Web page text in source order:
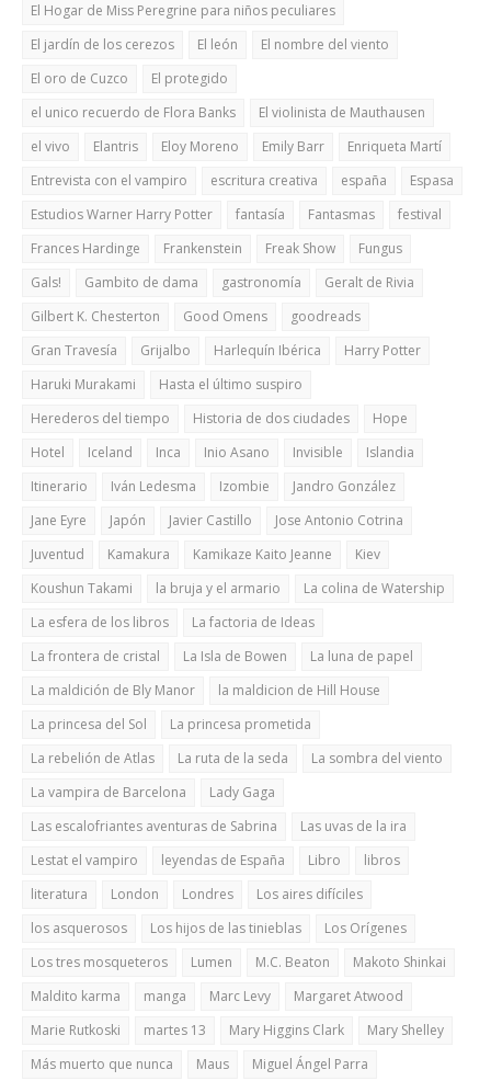
El Hogar de Miss Peregrine para niños peculiares
El jardín de los cerezos
El león
El nombre del viento
El oro de Cuzco
El protegido
el unico recuerdo de Flora Banks
El violinista de Mauthausen
el vivo
Elantris Eloy Moreno Emily Barr
Enriqueta Martí
Entrevista con el vampiro
escritura creativa españa
Espasa
Estudios Warner Harry Potter
fantasía Fantasmas
festival
Frances Hardinge
Frankenstein Freak Show
Fungus
Gals!
Gambito de dama gastronomía
Geralt de Rivia
Gilbert K. Chesterton
Good Omens
goodreads
Gran Travesía
Grijalbo Harlequín Ibérica
Harry Potter
Haruki Murakami
Hasta el último suspiro
Herederos del tiempo
Historia de dos ciudades
Hope
Hotel
Iceland Inca Inio Asano Invisible
Islandia
Itinerario
Iván Ledesma Izombie
Jandro González
Jane Eyre
Japón Javier Castillo
Jose Antonio Cotrina
Juventud
Kamakura Kamikaze Kaito Jeanne
Kiev
Koushun Takami
la bruja y el armario
La colina de Watership
La esfera de los libros
La factoria de Ideas
La frontera de cristal
La Isla de Bowen
La luna de papel
La maldición de Bly Manor
la maldicion de Hill House
La princesa del Sol
La princesa prometida
La rebelión de Atlas
La ruta de la seda
La sombra del viento
La vampira de Barcelona
Lady Gaga
Las escalofriantes aventuras de Sabrina
Las uvas de la ira
Lestat el vampiro
leyendas de España Libro
libros
literatura
London Londres
Los aires difíciles
los asquerosos
Los hijos de las tinieblas
Los Orígenes
Los tres mosqueteros
Lumen M.C. Beaton
Makoto Shinkai
Maldito karma
manga Marc Levy
Margaret Atwood
Marie Rutkoski
martes 13 Mary Higgins Clark
Mary Shelley
Más muerto que nunca
Maus Miguel Ángel Parra